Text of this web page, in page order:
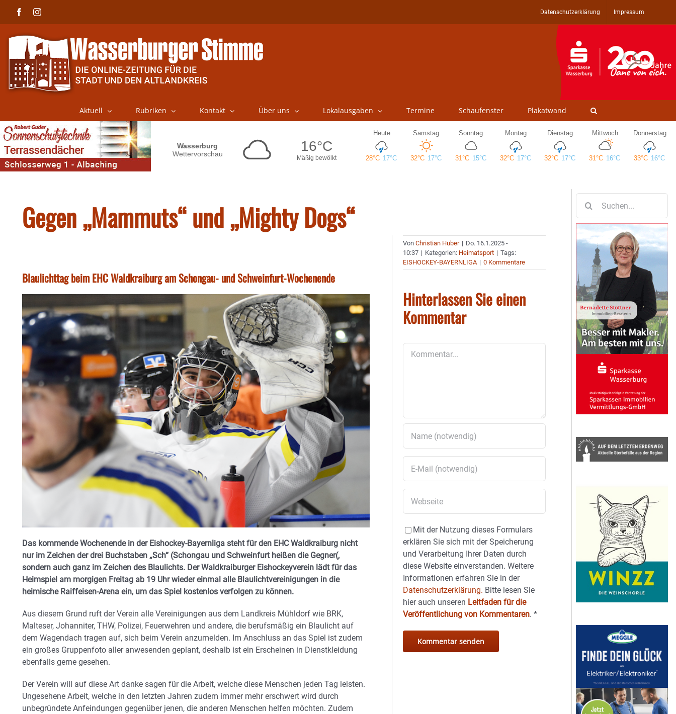
FacebookInstagram Datenschutzerklärung Impressum
Aktuell Rubriken Kontakt Über uns Lokalausgaben Termine Schaufenster Plakatwand
Gegen „Mammuts“ und „Mighty Dogs“
Blaulichttag beim EHC Waldkraiburg am Schongau- und Schweinfurt-Wochenende
Das kommende Wochenende in der Eishockey-Bayernliga steht für den EHC Waldkraiburg nicht
nur im Zeichen der drei Buchstaben „Sch“ (Schongau und Schweinfurt heißen die Gegner(,
sondern auch ganz im Zeichen des Blaulichts. Der Waldkraiburger Eishockeyverein lädt für das
Heimspiel am morgigen Freitag ab 19 Uhr wieder einmal alle Blaulichtvereinigungen in die
heimische Raiffeisen-Arena ein, um das Spiel kostenlos verfolgen zu können.
Aus diesem Grund ruft der Verein alle Vereinigungen aus dem Landkreis Mühldorf wie BRK,
Malteser, Johanniter, THW, Polizei, Feuerwehren und andere, die berufsmäßig ein Blaulicht auf
dem Wagendach tragen auf, sich beim Verein anzumelden. Im Anschluss an das Spiel ist zudem
ein großes Gruppenfoto aller anwesenden geplant, deshalb ist ein Erscheinen in Dienstkleidung
ebenfalls gerne gesehen.
Der Verein will auf diese Art danke sagen für die Arbeit, welche diese Menschen jeden Tag leisten.
Ungesehene Arbeit, welche in den letzten Jahren zudem immer mehr erschwert wird durch
unbegründete Anfeindungen gegenüber jenen, die anderen Menschen helfen möchten. Zudem
VonChristian Huber | Do. 16.1.2025 -
10:37 | Kategorien: Heimatsport | Tags:
EISHOCKEY-BAYERNLIGA | 0 Kommentare
Hinterlassen Sie einen
Kommentar
Mit der Nutzung dieses Formulars
erklären Sie sich mit der Speicherung
und Verarbeitung Ihrer Daten durch
diese Website einverstanden. Weitere
Informationen erfahren Sie in der
Datenschutzerklärung. Bitte lesen Sie
hier auch unseren Leitfaden für die
Veröffentlichung von Kommentaren.*
nach: